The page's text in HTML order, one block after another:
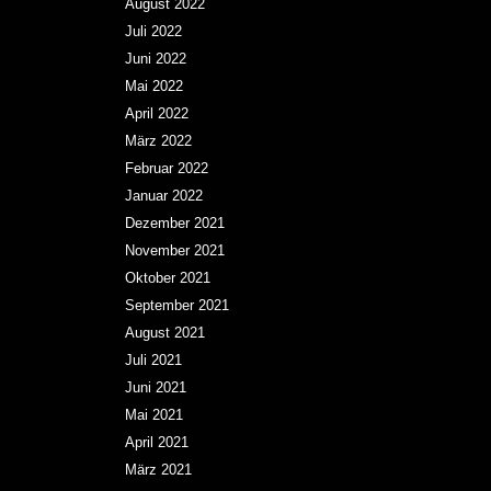
August 2022
Juli 2022
Juni 2022
Mai 2022
April 2022
März 2022
Februar 2022
Januar 2022
Dezember 2021
November 2021
Oktober 2021
September 2021
August 2021
Juli 2021
Juni 2021
Mai 2021
April 2021
März 2021